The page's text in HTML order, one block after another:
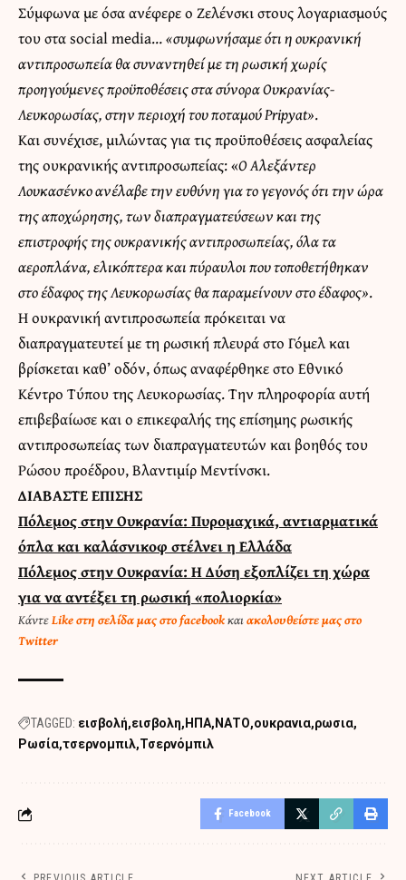
Σύμφωνα με όσα ανέφερε ο Ζελένσκι στους λογαριασμούς
του στα social media…«συμφωνήσαμε ότι η ουκρανική
αντιπροσωπεία θα συναντηθεί με τη ρωσική χωρίς
προηγούμενες προϋποθέσεις στα σύνορα Ουκρανίας-
Λευκορωσίας, στην περιοχή του ποταμού Pripyat».
Και συνέχισε, μιλώντας για τις προϋποθέσεις ασφαλείας
της ουκρανικής αντιπροσωπείας: «Ο Αλεξάντερ
Λουκασένκο ανέλαβε την ευθύνη για το γεγονός ότι την ώρα
της αποχώρησης, των διαπραγματεύσεων και της
επιστροφής της ουκρανικής αντιπροσωπείας, όλα τα
αεροπλάνα, ελικόπτερα και πύραυλοι που τοποθετήθηκαν
στο έδαφος της Λευκορωσίας θα παραμείνουν στο έδαφος».
Η ουκρανική αντιπροσωπεία πρόκειται να
διαπραγματευτεί με τη ρωσική πλευρά στο Γόμελ και
βρίσκεται καθ’ οδόν, όπως αναφέρθηκε στο Εθνικό
Κέντρο Τύπου της Λευκορωσίας. Την πληροφορία αυτή
επιβεβαίωσε και ο επικεφαλής της επίσημης ρωσικής
αντιπροσωπείας των διαπραγματευτών και βοηθός του
Ρώσου προέδρου, Βλαντιμίρ Μεντίνσκι.
ΔΙΑΒΑΣΤΕ ΕΠΙΣΗΣ
Πόλεμος στην Ουκρανία: Πυρομαχικά, αντιαρματικά
όπλα και καλάσνικοφ στέλνει η Ελλάδα
Πόλεμος στην Ουκρανία: Η Δύση εξοπλίζει τη χώρα
για να αντέξει τη ρωσική «πολιορκία»
ΚάντεLike στη σελίδα μας στο facebookκαιακολουθείστε μας στο
Twitter
TAGGED: εισβολή εισβολη ΗΠΑ ΝΑΤΟ ουκρανια ρωσια
Ρωσία τσερνομπιλ Τσερνόμπιλ
Facebook